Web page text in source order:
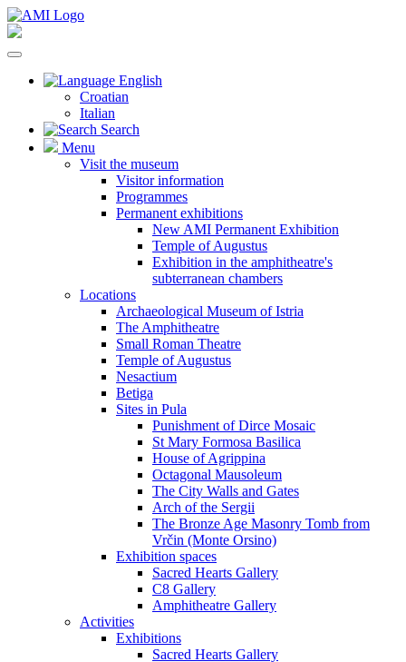
English
Croatian
Italian
Search
Menu
Visit the museum
Visitor information
Programmes
Permanent exhibitions
New AMI Permanent Exhibition
Temple of Augustus
Exhibition in the amphitheatre's
subterranean chambers
Locations
Archaeological Museum of Istria
The Amphitheatre
Small Roman Theatre
Temple of Augustus
Nesactium
Betiga
Sites in Pula
Punishment of Dirce Mosaic
St Mary Formosa Basilica
House of Agrippina
Octagonal Mausoleum
The City Walls and Gates
Arch of the Sergii
The Bronze Age Masonry Tomb from
Vrčin (Monte Orsino)
Exhibition spaces
Sacred Hearts Gallery
C8 Gallery
Amphitheatre Gallery
Activities
Exhibitions
Sacred Hearts Gallery